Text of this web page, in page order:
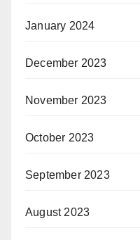
January 2024
December 2023
November 2023
October 2023
September 2023
August 2023